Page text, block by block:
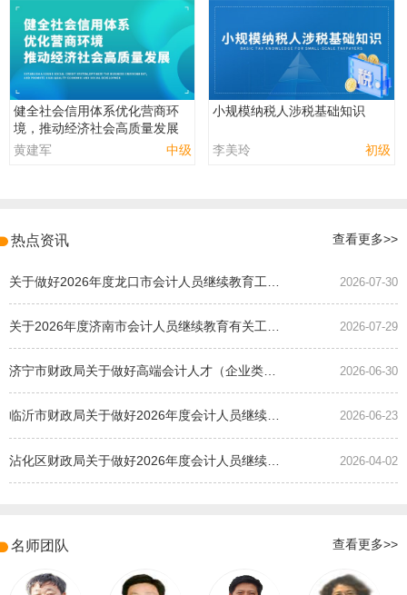
健全社会信用体系优化营商环
境，推动经济社会高质量发展
黄建军
中级
小规模纳税人涉税基础知识
李美玲 初级
热点资讯 查看更多>>
2026-07-30
2026-07-29
济宁市财政局关于做好高端会计人才（企业类）培养班选拔工作的通知 2026-06-30
临沂市财政局关于做好2026年度会计人员继续教育有关工作的通知 2026-06-23
2026-04-02
名师团队 查看更多>>